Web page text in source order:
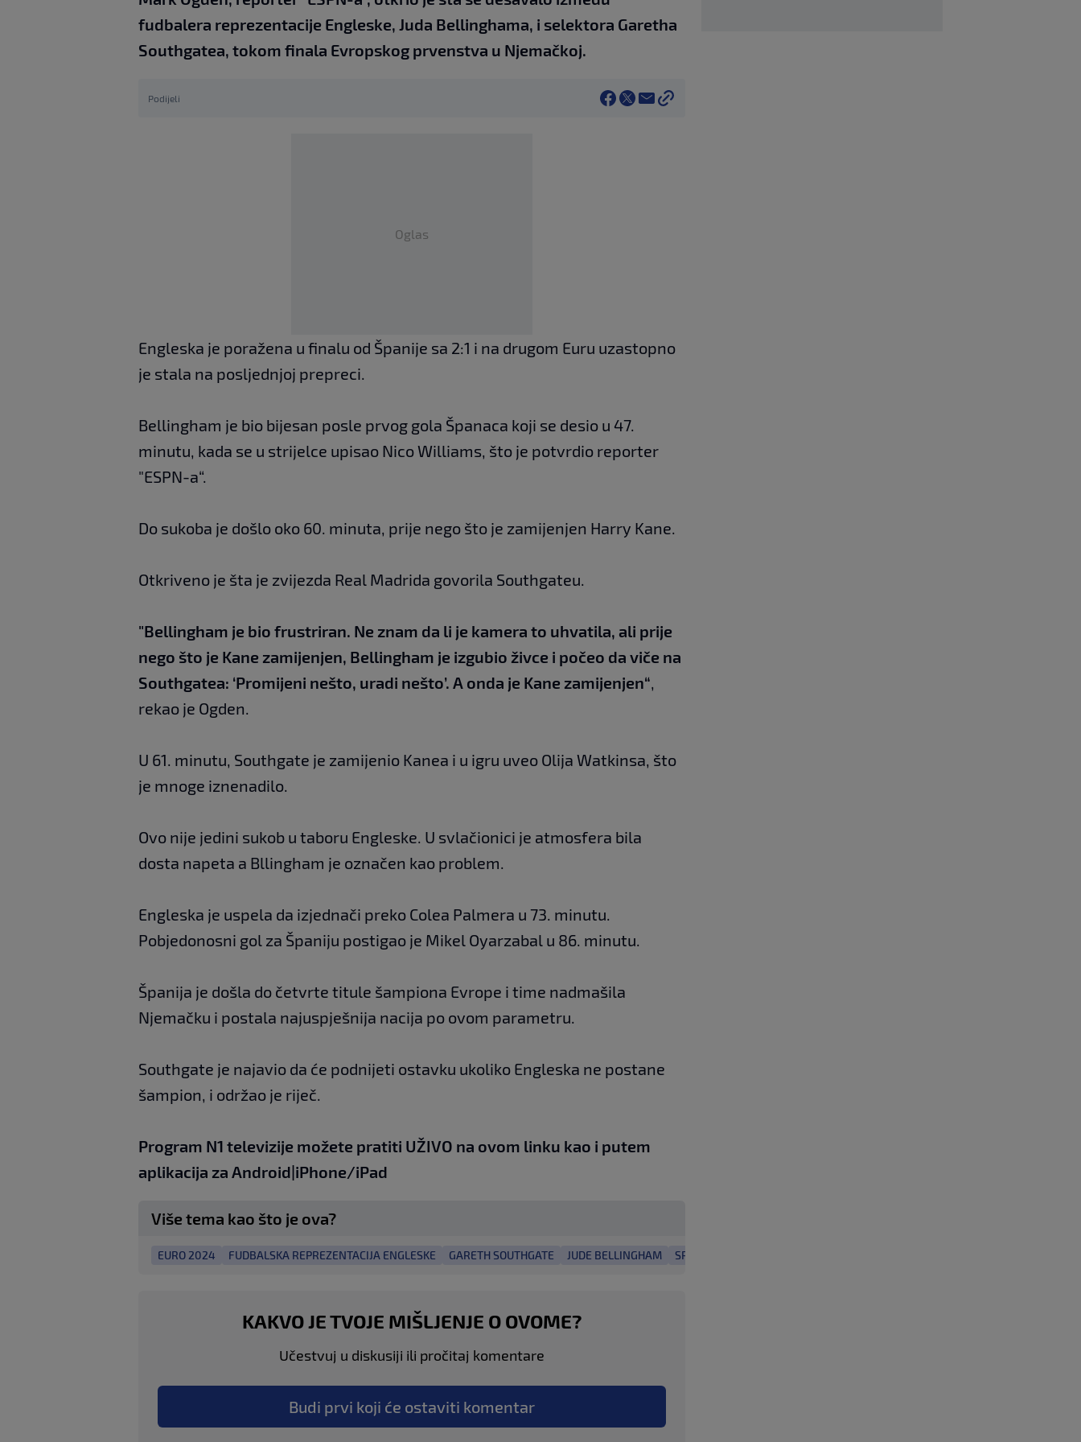
fudbalera reprezentacije Engleske, Juda Bellinghama, i selektora Garetha
Southgatea, tokom finala Evropskog prvenstva u Njemačkoj.
Podijeli
Oglas
Engleska je poražena u finalu od Španije sa 2:1 i na drugom Euru uzastopno
je stala na posljednjoj prepreci.
Bellingham je bio bijesan posle prvog gola Španaca koji se desio u 47.
minutu, kada se u strijelce upisao Nico Williams, što je potvrdio reporter
"ESPN-a“.
Do sukoba je došlo oko 60. minuta, prije nego što je zamijenjen Harry Kane.
Otkriveno je šta je zvijezda Real Madrida govorila Southgateu.
"Bellingham je bio frustriran. Ne znam da li je kamera to uhvatila, ali prije
nego što je Kane zamijenjen, Bellingham je izgubio živce i počeo da viče na
Southgatea: ‘Promijeni nešto, uradi nešto’. A onda je Kane zamijenjen“,
rekao je Ogden.
U 61. minutu, Southgate je zamijenio Kanea i u igru uveo Olija Watkinsa, što
je mnoge iznenadilo.
Ovo nije jedini sukob u taboru Engleske. U svlačionici je atmosfera bila
dosta napeta a Bllingham je označen kao problem.
Engleska je uspela da izjednači preko Colea Palmera u 73. minutu.
Pobjedonosni gol za Španiju postigao je Mikel Oyarzabal u 86. minutu.
Španija je došla do četvrte titule šampiona Evrope i time nadmašila
Njemačku i postala najuspješnija nacija po ovom parametru.
Southgate je najavio da će podnijeti ostavku ukoliko Engleska ne postane
šampion, i održao je riječ.
Program N1 televizije možete pratiti UŽIVO na ovom linku kao i putem
aplikacija za Android|iPhone/iPad
Više tema kao što je ova?
EURO 2024 FUDBALSKA REPREZENTACIJA ENGLESKE GARETH SOUTHGATE JUDE BELLINGHAM SPORT
KAKVO JE TVOJE MIŠLJENJE O OVOME?
Učestvuj u diskusiji ili pročitaj komentare
Budi prvi koji će ostaviti komentar